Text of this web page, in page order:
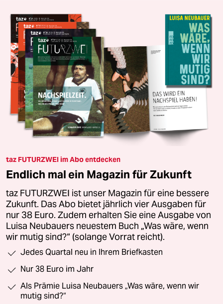
taz FUTURZWEI im Abo entdecken
Endlich mal ein Magazin für Zukunft
taz FUTURZWEI ist unser Magazin für eine bessere
Zukunft. Das Abo bietet jährlich vier Ausgaben für
nur 38 Euro. Zudem erhalten Sie eine Ausgabe von
Luisa Neubauers neuestem Buch „Was wäre, wenn
wir mutig sind?“ (solange Vorrat reicht).
Jedes Quartal neu in Ihrem Briefkasten
Nur 38 Euro im Jahr
Als Prämie Luisa Neubauers „Was wäre, wenn wir
mutig sind?“